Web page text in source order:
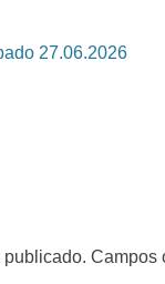
27.06.2026
publicado. Campos